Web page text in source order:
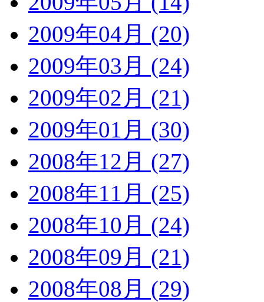
2009年04月 (20)
2009年03月 (24)
2009年02月 (21)
2009年01月 (30)
2008年12月 (27)
2008年11月 (25)
2008年10月 (24)
2008年09月 (21)
2008年08月 (29)